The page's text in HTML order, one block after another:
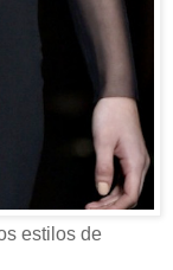
estilos de